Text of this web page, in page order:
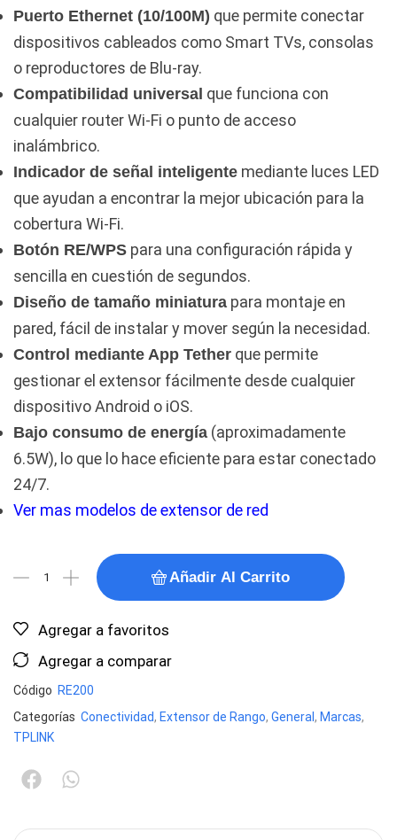
Puerto Ethernet (10/100M) que permite conectar
dispositivos cableados como Smart TVs, consolas
o reproductores de Blu-ray.
Compatibilidad universal que funciona con
cualquier router Wi-Fi o punto de acceso
inalámbrico.
Indicador de señal inteligente mediante luces LED
que ayudan a encontrar la mejor ubicación para la
cobertura Wi-Fi.
Botón RE/WPS para una configuración rápida y
sencilla en cuestión de segundos.
Diseño de tamaño miniatura para montaje en
pared, fácil de instalar y mover según la necesidad.
Control mediante App Tether que permite
gestionar el extensor fácilmente desde cualquier
dispositivo Android o iOS.
Bajo consumo de energía (aproximadamente
6.5W), lo que lo hace eficiente para estar conectado
24/7.
Ver mas modelos de extensor de red
Añadir Al Carrito
Agregar a favoritos
Agregar a comparar
Código RE200
Categorías Conectividad, Extensor de Rango, General , Marcas,
TPLINK